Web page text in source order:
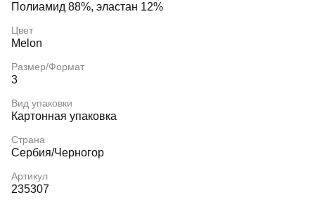
Полиамид 88%, эластан 12%
Цвет
Melon
Размер/Формат
3
Вид упаковки
Картонная упаковка
Страна
Сербия/Черногор
Артикул
235307